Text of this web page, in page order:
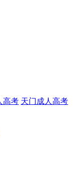
高考 天门成人高考